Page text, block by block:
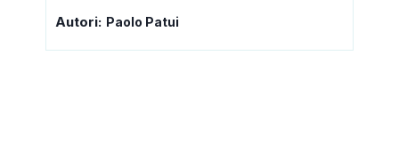
Autori: Paolo Patui